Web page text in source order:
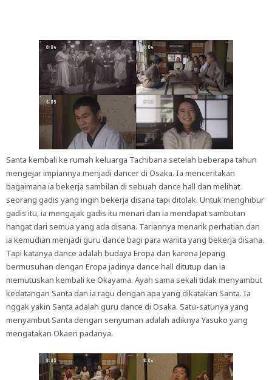
Santa kembali ke rumah keluarga Tachibana setelah beberapa tahun
mengejar impiannya menjadi dancer di Osaka. Ia menceritakan
bagaimana ia bekerja sambilan di sebuah dance hall dan melihat
seorang gadis yang ingin bekerja disana tapi ditolak. Untuk menghibur
gadis itu, ia mengajak gadis itu menari dan ia mendapat sambutan
hangat dari semua yang ada disana. Tariannya menarik perhatian dan
ia kemudian menjadi guru dance bagi para wanita yang bekerja disana.
Tapi katanya dance adalah budaya Eropa dan karena Jepang
bermusuhan dengan Eropa jadinya dance hall ditutup dan ia
memutuskan kembali ke Okayama. Ayah sama sekali tidak menyambut
kedatangan Santa dan ia ragu dengan apa yang dikatakan Santa. Ia
nggak yakin Santa adalah guru dance di Osaka. Satu-satunya yang
menyambut Santa dengan senyuman adalah adiknya Yasuko yang
mengatakan Okaeri padanya.